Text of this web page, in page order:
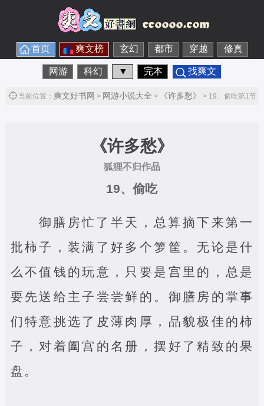
首页 爽文榜 玄幻 都市 穿越 修真
网游 科幻 ▼ 完本 找爽文
当前位置： 爽文好书网 > 网游小说大全 > 《许多愁》 > 19、偷吃第1节
《许多愁》
狐狸不归作品
19、偷吃
御膳房忙了半天，总算摘下来第一
批柿子，装满了好多个箩筐。无论是什
么不值钱的玩意，只要是宫里的，总是
要先送给主子尝尝鲜的。御膳房的掌事
们特意挑选了皮薄肉厚，品貌极佳的柿
子，对着阖宫的名册，摆好了精致的果
盘。